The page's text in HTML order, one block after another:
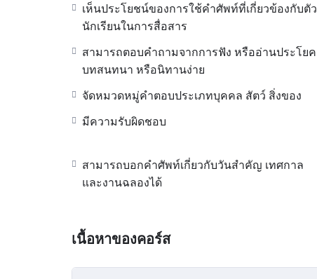
เห็นประโยชน์ของการใช้คำศัพท์ที่เกี่ยวข้องกับตัว
นักเรียนในการสื่อสาร
สามารถตอบคำถามจากการฟัง หรืออ่านประโยค
บทสนทนา หรือนิทานง่าย
จัดหมวดหมู่คำตอบประเภทบุคคล สัตว์ สิ่งของ
มีความรับผิดชอบ
สามารถบอกคำศัพท์เกี่ยวกับวันสำคัญ เทศกาล
และงานฉลองได้
เนื้อหาของคอร์ส